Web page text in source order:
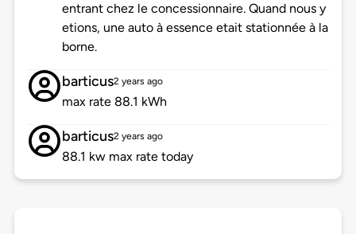
entrant chez le concessionnaire. Quand nous y
etions, une auto à essence etait stationnée à la
borne.
barticus2 years ago
max rate 88.1 kWh
barticus2 years ago
88.1 kw max rate today